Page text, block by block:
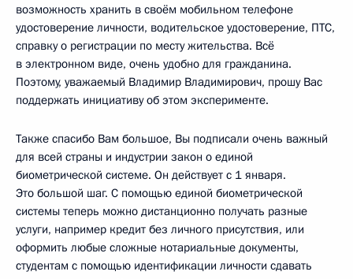
возможность хранить в своём мобильном телефоне
удостоверение личности, водительское удостоверение, ПТС,
справку о регистрации по месту жительства. Всё
в электронном виде, очень удобно для гражданина.
Поэтому, уважаемый Владимир Владимирович, прошу Вас
поддержать инициативу об этом эксперименте.
Также спасибо Вам большое, Вы подписали очень важный
для всей страны и индустрии закон о единой
биометрической системе. Он действует с 1 января.
Это большой шаг. С помощью единой биометрической
системы теперь можно дистанционно получать разные
услуги, например кредит без личного присутствия, или
оформить любые сложные нотариальные документы,
студентам с помощью идентификации личности сдавать